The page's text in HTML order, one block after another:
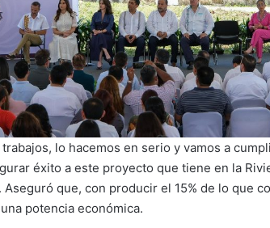
lo hacemos en serio y vamos a
éxito a este proyecto que tiene en la
que, con producir el 15% de lo que
potencia económica.